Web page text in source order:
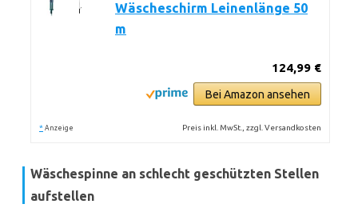
Wäscheschirm Leinenlänge 50
m
124,99 €
Bei Amazon ansehen
* Anzeige Preis inkl. MwSt., zzgl. Versandkosten
Wäschespinne an schlecht geschützten Stellen
aufstellen